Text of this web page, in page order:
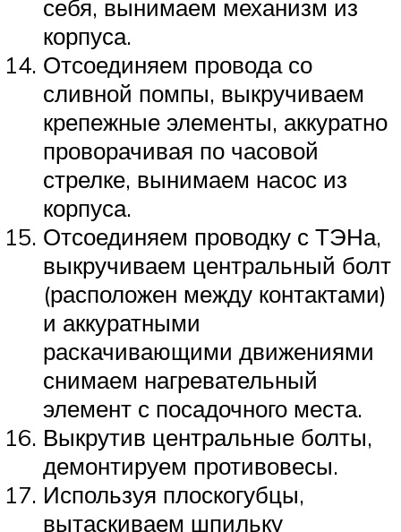
себя, вынимаем механизм из
корпуса.
Отсоединяем провода со
сливной помпы, выкручиваем
крепежные элементы, аккуратно
проворачивая по часовой
стрелке, вынимаем насос из
корпуса.
Отсоединяем проводку с ТЭНа,
выкручиваем центральный болт
(расположен между контактами)
и аккуратными
раскачивающими движениями
снимаем нагревательный
элемент с посадочного места.
Выкрутив центральные болты,
демонтируем противовесы.
Используя плоскогубцы,
вытаскиваем шпильку